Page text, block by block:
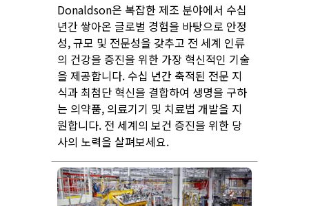
Donaldson은 복잡한 제조 분야에서 수십
년간 쌓아온 글로벌 경험을 바탕으로 안정
성, 규모 및 전문성을 갖추고 전 세계 인류
의 건강을 증진을 위한 가장 혁신적인 기술
을 제공합니다. 수십 년간 축적된 전문 지
식과 최첨단 혁신을 결합하여 생명을 구하
는 의약품, 의료기기 및 치료법 개발을 지
원합니다. 전 세계의 보건 증진을 위한 당
사의 노력을 살펴보세요.